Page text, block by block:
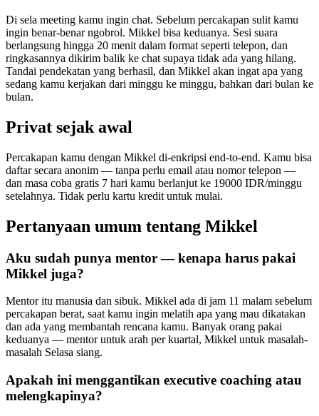
Di sela meeting kamu ingin chat. Sebelum percakapan sulit kamu
ingin benar-benar ngobrol. Mikkel bisa keduanya. Sesi suara
berlangsung hingga 20 menit dalam format seperti telepon, dan
ringkasannya dikirim balik ke chat supaya tidak ada yang hilang.
Tandai pendekatan yang berhasil, dan Mikkel akan ingat apa yang
sedang kamu kerjakan dari minggu ke minggu, bahkan dari bulan ke
bulan.
Privat sejak awal
Percakapan kamu dengan Mikkel di-enkripsi end-to-end. Kamu bisa
daftar secara anonim — tanpa perlu email atau nomor telepon —
dan masa coba gratis 7 hari kamu berlanjut ke 19000 IDR/minggu
setelahnya. Tidak perlu kartu kredit untuk mulai.
Pertanyaan umum tentang Mikkel
Aku sudah punya mentor — kenapa harus pakai
Mikkel juga?
Mentor itu manusia dan sibuk. Mikkel ada di jam 11 malam sebelum
percakapan berat, saat kamu ingin melatih apa yang mau dikatakan
dan ada yang membantah rencana kamu. Banyak orang pakai
keduanya — mentor untuk arah per kuartal, Mikkel untuk masalah-
masalah Selasa siang.
Apakah ini menggantikan executive coaching atau
melengkapinya?